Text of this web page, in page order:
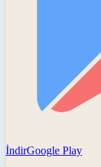
İndirGoogle Play